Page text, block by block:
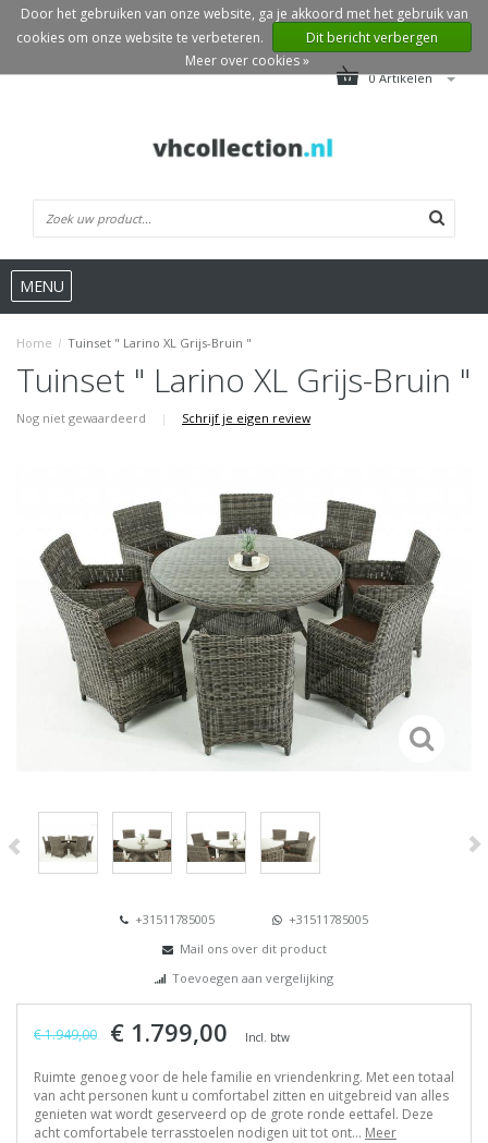
0 Artikelen
MENU
Home / Tuinset " Larino XL Grijs-Bruin "
Tuinset " Larino XL Grijs-Bruin "
Nog niet gewaardeerd | Schrijf je eigen review
+31511785005
+31511785005
Mail ons over dit product
Toevoegen aan vergelijking
€ 1.949,00 € 1.799,00 Incl. btw
Ruimte genoeg voor de hele familie en vriendenkring. Met een totaal
van acht personen kunt u comfortabel zitten en uitgebreid van alles
genieten wat wordt geserveerd op de grote ronde eettafel. Deze
acht comfortabele terrasstoelen nodigen uit tot ont... Meer
Door het gebruiken van onze website, ga je akkoord met het gebruik van
cookies om onze website te verbeteren.
Dit bericht verbergen
Meer over cookies »